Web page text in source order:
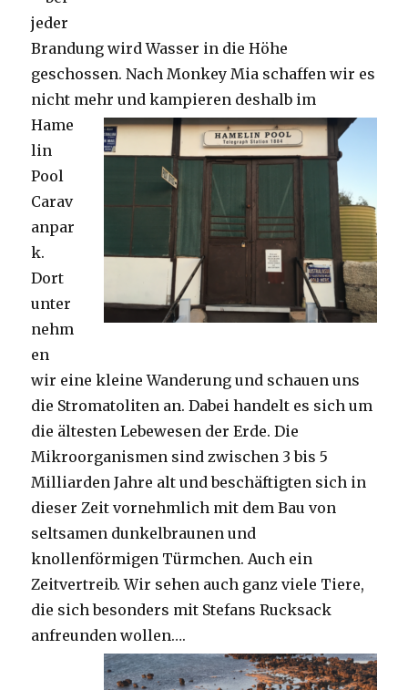
jeder
Brandung wird Wasser in die Höhe
geschossen. Nach Monkey Mia schaffen wir es
nicht mehr und kampieren deshalb im
Hame
lin
Pool
Carav
anpar
k.
Dort
unter
nehm
en
wir eine kleine Wanderung und schauen uns
die Stromatoliten an. Dabei handelt es sich um
die ältesten Lebewesen der Erde. Die
Mikroorganismen sind zwischen 3 bis 5
Milliarden Jahre alt und beschäftigten sich in
dieser Zeit vornehmlich mit dem Bau von
seltsamen dunkelbraunen und
knollenförmigen Türmchen. Auch ein
Zeitvertreib. Wir sehen auch ganz viele Tiere,
die sich besonders mit Stefans Rucksack
anfreunden wollen….